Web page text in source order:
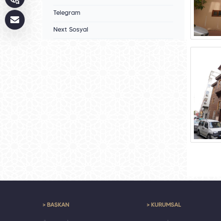
Telegram
Next Sosyal
> BAŞKAN > KURUMSAL